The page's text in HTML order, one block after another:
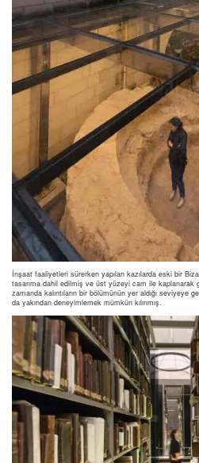
İnşaat faaliyetleri sürerken yapılan kazılarda eski bir
tasarıma dahil edilmiş ve üst yüzeyi cam ile kaplanarak
zamanda kalıntıların bir bölümünün yer aldığı seviyeye
da yakından deneyimlemek mümkün kılınmış.